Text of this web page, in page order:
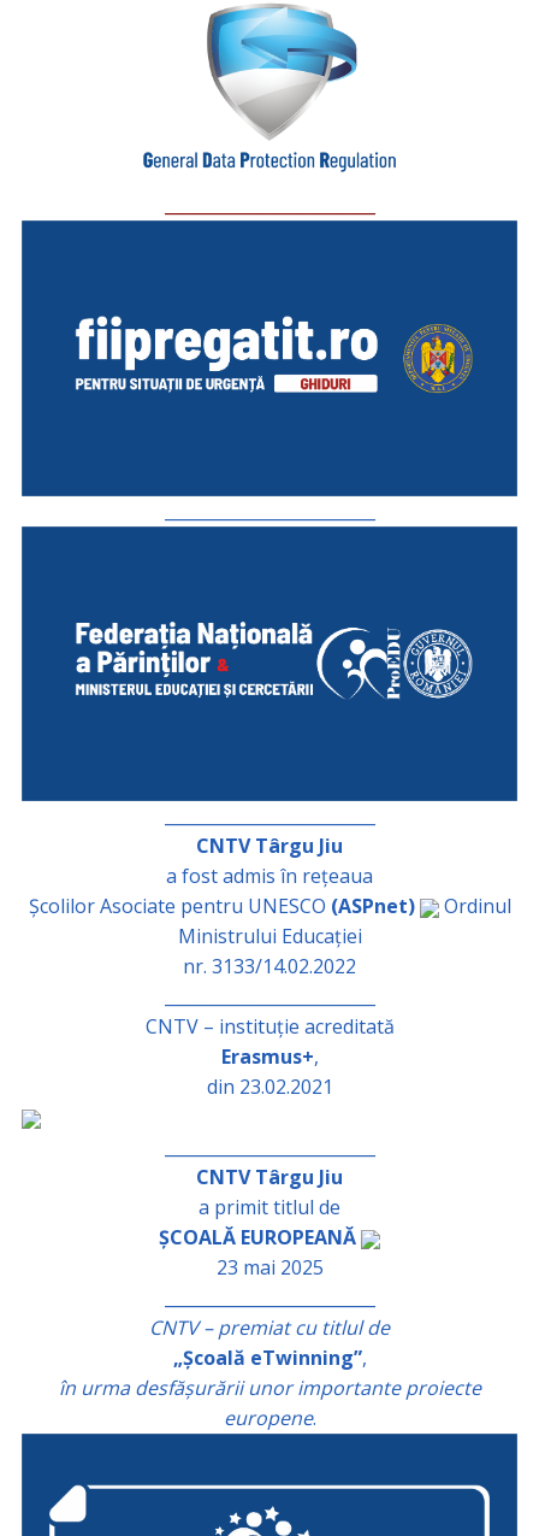
CNTV Târgu Jiu
a fost admis în rețeaua
Școlilor Asociate pentru UNESCO (ASPnet)
Ordinul
Ministrului Educației
nr. 3133/14.02.2022
CNTV – instituție acreditată
Erasmus+,
din 23.02.2021
CNTV Târgu Jiu
a primit titlul de
ȘCOALĂ EUROPEANĂ
23 mai 2025
CNTV – premiat cu titlul de
„Școală eTwinning”,
în urma desfășurării unor importante proiecte
europene.